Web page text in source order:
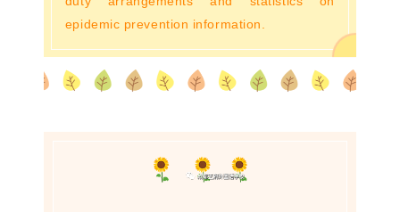
epidemic prevention information.